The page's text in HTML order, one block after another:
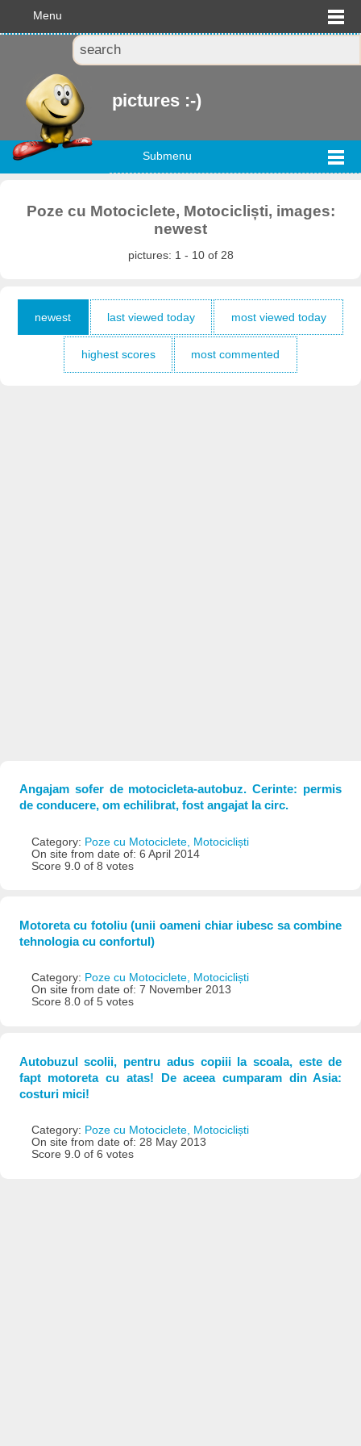
Menu
pictures :-)
Submenu
Poze cu Motociclete, Motocicliști, images:
newest
pictures: 1 - 10 of 28
newest last viewed today most viewed today
highest scores most commented
Angajam sofer de motocicleta-autobuz. Cerinte: permis
de conducere, om echilibrat, fost angajat la circ.
Category: Poze cu Motociclete, Motocicliști
On site from date of: 6 April 2014
Score 9.0 of 8 votes
Motoreta cu fotoliu (unii oameni chiar iubesc sa combine
tehnologia cu confortul)
Category: Poze cu Motociclete, Motocicliști
On site from date of: 7 November 2013
Score 8.0 of 5 votes
Autobuzul scolii, pentru adus copiii la scoala, este de
fapt motoreta cu atas! De aceea cumparam din Asia:
costuri mici!
Category: Poze cu Motociclete, Motocicliști
On site from date of: 28 May 2013
Score 9.0 of 6 votes